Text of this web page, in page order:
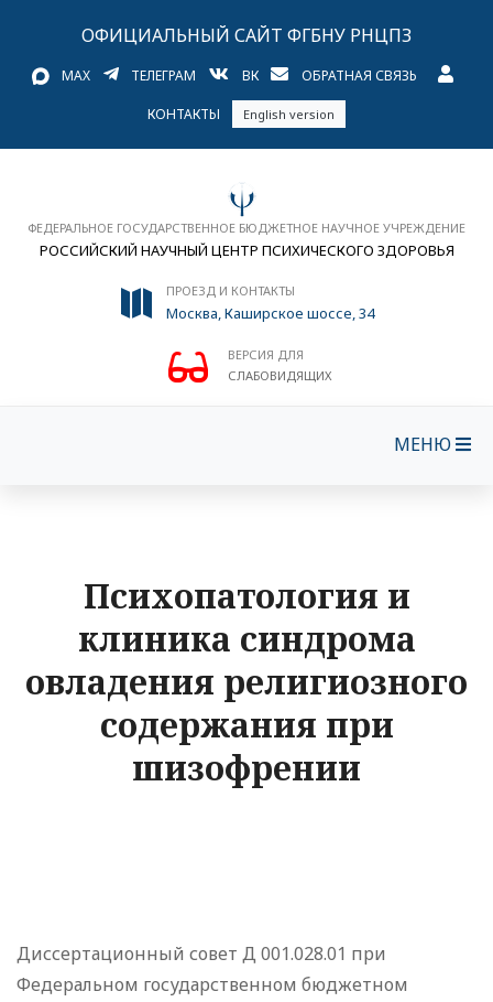
ОФИЦИАЛЬНЫЙ САЙТ ФГБНУ РНЦПЗ
MAX ТЕЛЕГРАМ ВК ОБРАТНАЯ СВЯЗЬ
КОНТАКТЫ English version
ФЕДЕРАЛЬНОЕ ГОСУДАРСТВЕННОЕ БЮДЖЕТНОЕ НАУЧНОЕ УЧРЕЖДЕНИЕ
РОССИЙСКИЙ НАУЧНЫЙ ЦЕНТР ПСИХИЧЕСКОГО ЗДОРОВЬЯ
ПРОЕЗД И КОНТАКТЫ
Москва, Каширское шоссе, 34
ВЕРСИЯ ДЛЯ
СЛАБОВИДЯЩИХ
МЕНЮ
Психопатология и
клиника синдрома
овладения религиозного
содержания при
шизофрении
Диссертационный совет Д 001.028.01 при
Федеральном государственном бюджетном